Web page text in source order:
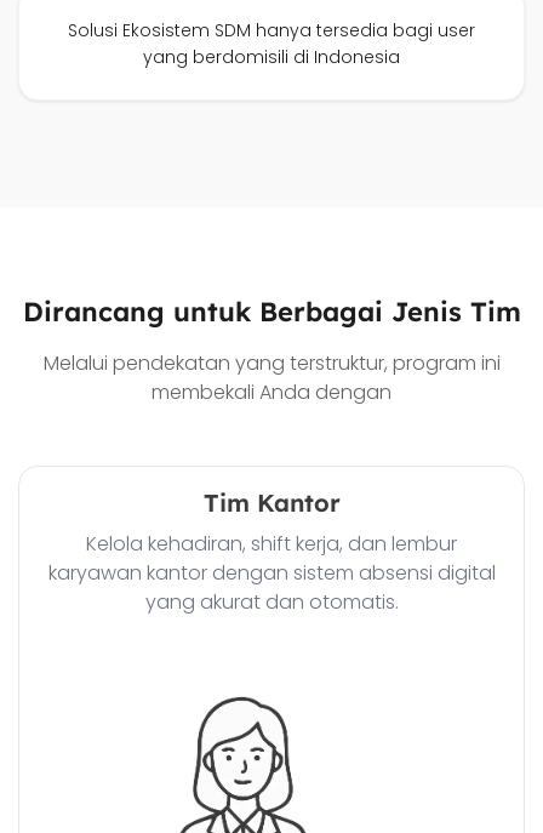
Solusi Ekosistem SDM hanya tersedia bagi user
yang berdomisili di Indonesia
Dirancang untuk Berbagai Jenis Tim
Melalui pendekatan yang terstruktur, program ini
membekali Anda dengan
Tim Kantor
Kelola kehadiran, shift kerja, dan lembur
karyawan kantor dengan sistem absensi digital
yang akurat dan otomatis.